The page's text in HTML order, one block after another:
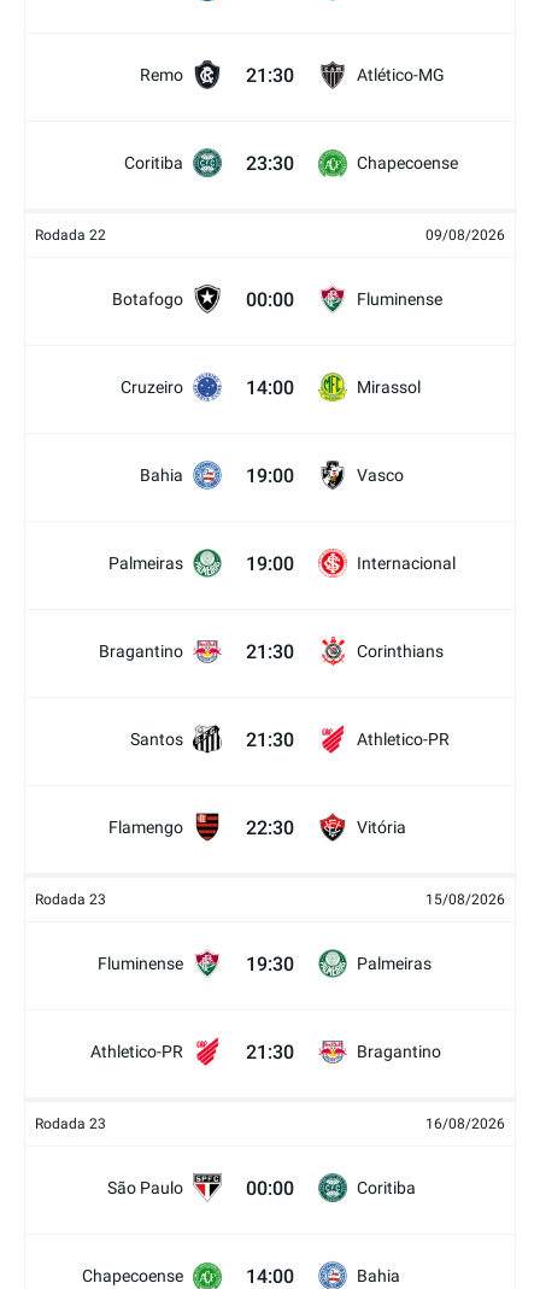
Remo 21:30 Atlético-MG
Coritiba 23:30 Chapecoense
Rodada 22 09/08/2026
Botafogo 00:00 Fluminense
Cruzeiro 14:00 Mirassol
Bahia 19:00 Vasco
Palmeiras 19:00 Internacional
Bragantino 21:30 Corinthians
Santos 21:30 Athletico-PR
Flamengo 22:30 Vitória
Rodada 23 15/08/2026
Fluminense 19:30 Palmeiras
Athletico-PR 21:30 Bragantino
Rodada 23 16/08/2026
São Paulo 00:00 Coritiba
Chapecoense 14:00 Bahia